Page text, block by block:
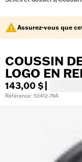
Assurez-vous que
COUSSIN
LOGO EN
143,00 $
Référence : 52412-79A